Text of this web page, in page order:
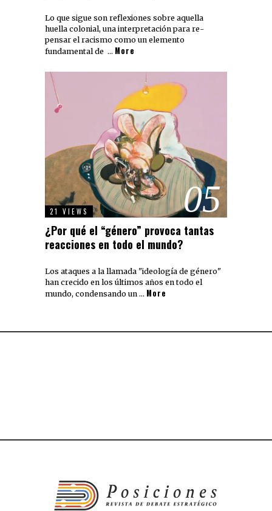
Lo que sigue son reflexiones sobre aquella
huella colonial, una interpretación para re-
pensar el racismo como un elemento
fundamental de … More
05
21 VIEWS
¿Por qué el “género” provoca tantas
reacciones en todo el mundo?
Los ataques a la llamada "ideología de género"
han crecido en los últimos años en todo el
mundo, condensando un … More